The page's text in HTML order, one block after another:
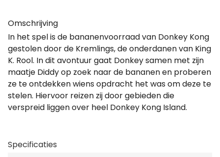
Omschrijving
In het spel is de bananenvoorraad van Donkey Kong
gestolen door de Kremlings, de onderdanen van King
K. Rool. In dit avontuur gaat Donkey samen met zijn
maatje Diddy op zoek naar de bananen en proberen
ze te ontdekken wiens opdracht het was om deze te
stelen. Hiervoor reizen zij door gebieden die
verspreid liggen over heel Donkey Kong Island.
Specificaties